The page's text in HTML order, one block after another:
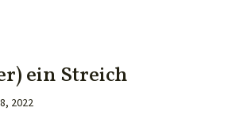
ein Streich
2022